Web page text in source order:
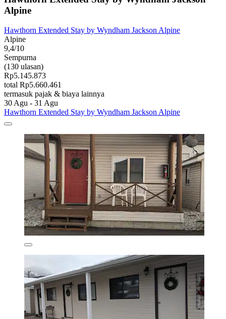
Alpine
Hawthorn Extended Stay by Wyndham Jackson Alpine
Alpine
9,4/10
Sempurna
(130 ulasan)
Rp5.145.873
total Rp5.660.461
termasuk pajak & biaya lainnya
30 Agu - 31 Agu
Hawthorn Extended Stay by Wyndham Jackson Alpine